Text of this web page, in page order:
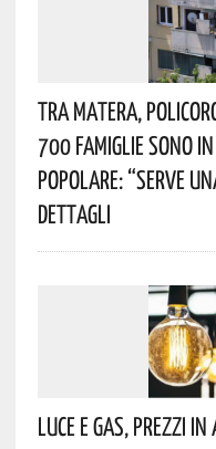
Tra Matera,
700 Famiglie Sono
Popolare: “serve
Dettagli
Luce E Gas, Prezzi